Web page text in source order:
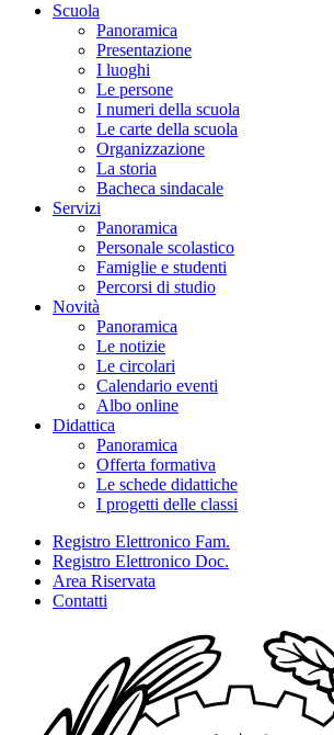
Scuola
Panoramica
Presentazione
I luoghi
Le persone
I numeri della scuola
Le carte della scuola
Organizzazione
La storia
Bacheca sindacale
Servizi
Panoramica
Personale scolastico
Famiglie e studenti
Percorsi di studio
Novità
Panoramica
Le notizie
Le circolari
Calendario eventi
Albo online
Didattica
Panoramica
Offerta formativa
Le schede didattiche
I progetti delle classi
Registro Elettronico Fam.
Registro Elettronico Doc.
Area Riservata
Contatti